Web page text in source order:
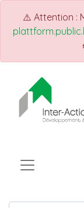
⚠️ Attention :